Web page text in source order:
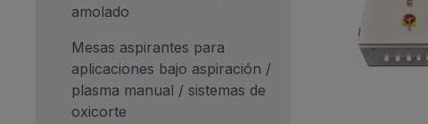
amolado
Mesas aspirantes para
aplicaciones bajo aspiración /
plasma manual / sistemas de
oxicorte